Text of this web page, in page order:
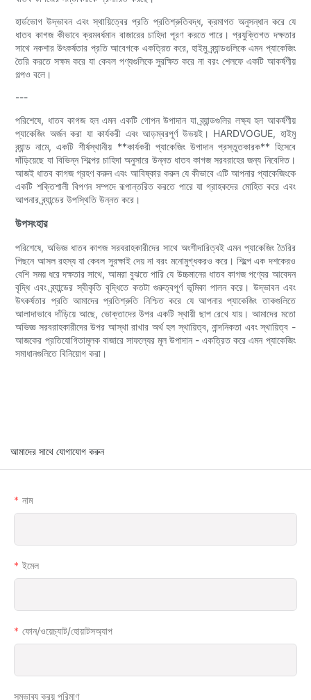
হার্ডভোগ উদ্ভাবন এবং স্থায়িত্বের প্রতি প্রতিশ্রুতিবদ্ধ, ক্রমাগত অনুসন্ধান করে যে
ধাতব কাগজ কীভাবে ক্রমবর্ধমান বাজারের চাহিদা পূরণ করতে পারে। প্রযুক্তিগত দক্ষতার
সাথে নকশার উৎকর্ষতার প্রতি আবেগকে একত্রিত করে, হাইমু ব্র্যান্ডগুলিকে এমন প্যাকেজিং
তৈরি করতে সক্ষম করে যা কেবল পণ্যগুলিকে সুরক্ষিত করে না বরং শেলফে একটি আকর্ষণীয়
গল্পও বলে।
---
পরিশেষে, ধাতব কাগজ হল এমন একটি গোপন উপাদান যা ব্র্যান্ডগুলির লক্ষ্য হল আকর্ষণীয়
প্যাকেজিং অর্জন করা যা কার্যকরী এবং আড়ম্বরপূর্ণ উভয়ই। HARDVOGUE, হাইমু
ব্র্যান্ড নামে, একটি শীর্ষস্থানীয় **কার্যকরী প্যাকেজিং উপাদান প্রস্তুতকারক** হিসেবে
দাঁড়িয়েছে যা বিভিন্ন শিল্পের চাহিদা অনুসারে উন্নত ধাতব কাগজ সরবরাহের জন্য নিবেদিত।
আজই ধাতব কাগজ গ্রহণ করুন এবং আবিষ্কার করুন যে কীভাবে এটি আপনার প্যাকেজিংকে
একটি শক্তিশালী বিপণন সম্পদে রূপান্তরিত করতে পারে যা গ্রাহকদের মোহিত করে এবং
আপনার ব্র্যান্ডের উপস্থিতি উন্নত করে।
উপসংহার
পরিশেষে, অভিজ্ঞ ধাতব কাগজ সরবরাহকারীদের সাথে অংশীদারিত্বই এমন প্যাকেজিং তৈরির
পিছনে আসল রহস্য যা কেবল সুরক্ষাই দেয় না বরং মনোমুগ্ধকরও করে। শিল্পে এক দশকেরও
বেশি সময় ধরে দক্ষতার সাথে, আমরা বুঝতে পারি যে উচ্চমানের ধাতব কাগজ পণ্যের আবেদন
বৃদ্ধি এবং ব্র্যান্ডের স্বীকৃতি বৃদ্ধিতে কতটা গুরুত্বপূর্ণ ভূমিকা পালন করে। উদ্ভাবন এবং
উৎকর্ষতার প্রতি আমাদের প্রতিশ্রুতি নিশ্চিত করে যে আপনার প্যাকেজিং তাকগুলিতে
আলাদাভাবে দাঁড়িয়ে আছে, ভোক্তাদের উপর একটি স্থায়ী ছাপ রেখে যায়। আমাদের মতো
অভিজ্ঞ সরবরাহকারীদের উপর আস্থা রাখার অর্থ হল স্থায়িত্ব, নান্দনিকতা এবং স্থায়িত্ব -
আজকের প্রতিযোগিতামূলক বাজারে সাফল্যের মূল উপাদান - একত্রিত করে এমন প্যাকেজিং
সমাধানগুলিতে বিনিয়োগ করা।
আমাদের সাথে যোগাযোগ করুন
নাম
ইমেল
ফোন/ওয়েচ্যাট/হোয়াটসঅ্যাপ
সম্ভাব্য ক্রয় পরিমাণ